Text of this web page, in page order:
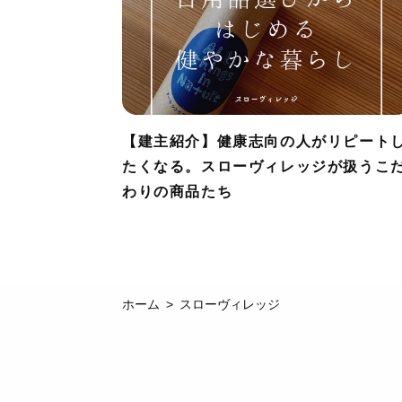
【建主紹介】健康志向の人がリピート
たくなる。スローヴィレッジが扱うこ
わりの商品たち
ホーム スローヴィレッジ